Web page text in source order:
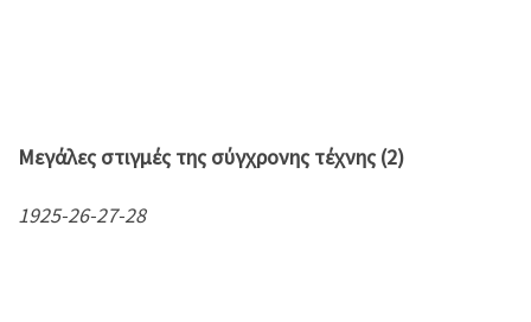
Μεγάλες στιγμές της σύγχρονης τέχνης (2)
1925-26-27-28